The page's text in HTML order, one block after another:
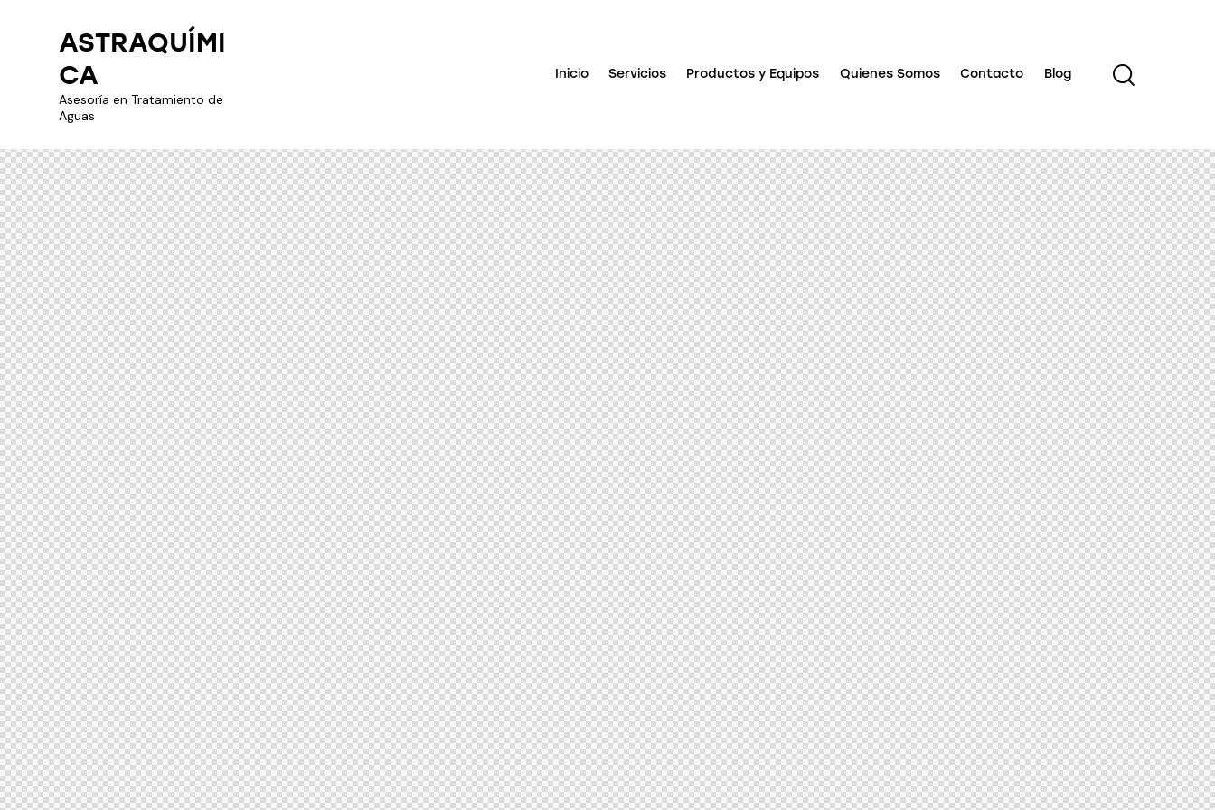
ASTRAQUÍMI
CA
Asesoría en Tratamiento de
Aguas
Inicio Servicios Productos y Equipos Quienes Somos Contacto Blog